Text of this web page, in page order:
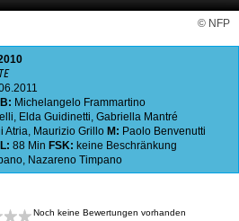
© NFP
B: Michelangelo Frammartino
, Elda Guidinetti, Gabriella Mantré
Atria, Maurizio Grillo M: Paolo Benvenutti
L: 88 Min FSK: keine Beschränkung
, Nazareno Timpano
Noch keine Bewertungen vorhanden